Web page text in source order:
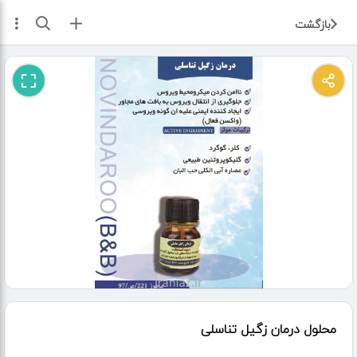
بازگشت ثبت آگهی
محلول درمان زگیل تناسلی